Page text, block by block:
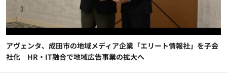
アヴェンタ、成田市の地域メディア企業「エリート情報社」を子会
社化 HR・IT融合で地域広告事業の拡大へ